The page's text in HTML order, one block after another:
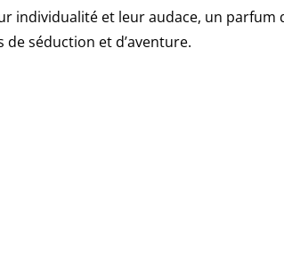
individualité et leur audace, un parfum
séduction et d’aventure.